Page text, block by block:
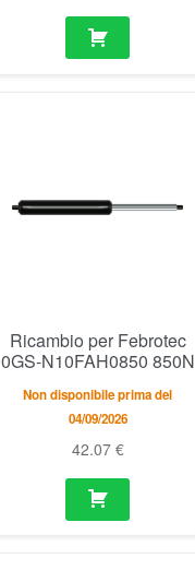
Ricambio per Febrotec
0GS-N10FAH0850 850N
Non disponibile prima del
04/09/2026
42.07 €